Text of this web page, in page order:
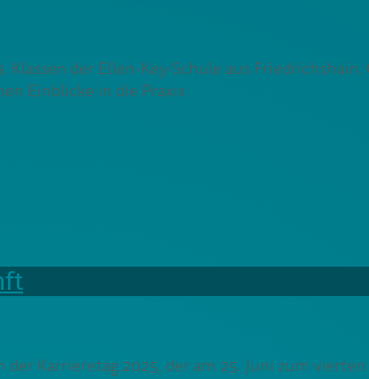
der Ellen-Key-Schule aus
Einblicke in die Praxis
Karrieretag 2025, der am 25. Juni zum vierten